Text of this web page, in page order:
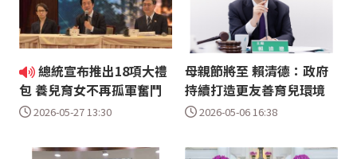
總統宣布推出18項大禮
包 養兒育女不再孤軍奮鬥
2026-05-27 13:30
母親節將至 賴清德：政府
持續打造更友善育兒環境
2026-05-06 16:38